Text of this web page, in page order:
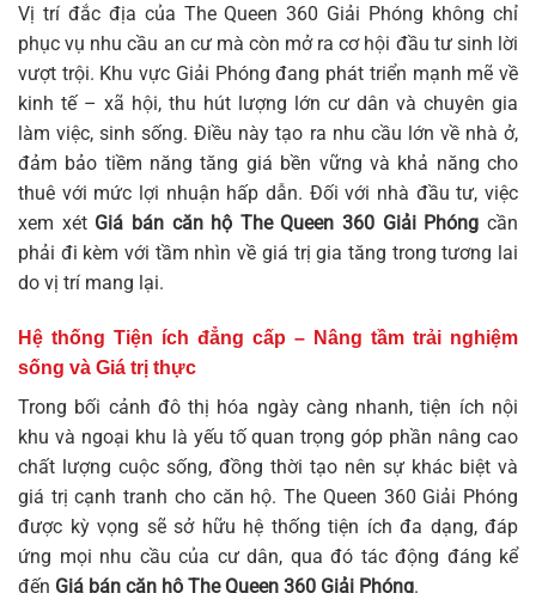
Vị trí đắc địa của The Queen 360 Giải Phóng không chỉ
phục vụ nhu cầu an cư mà còn mở ra cơ hội đầu tư sinh lời
vượt trội. Khu vực Giải Phóng đang phát triển mạnh mẽ về
kinh tế – xã hội, thu hút lượng lớn cư dân và chuyên gia
làm việc, sinh sống. Điều này tạo ra nhu cầu lớn về nhà ở,
đảm bảo tiềm năng tăng giá bền vững và khả năng cho
thuê với mức lợi nhuận hấp dẫn. Đối với nhà đầu tư, việc
xem xét Giá bán căn hộ The Queen 360 Giải Phóng cần
phải đi kèm với tầm nhìn về giá trị gia tăng trong tương lai
do vị trí mang lại.
Hệ thống Tiện ích đẳng cấp – Nâng tầm trải nghiệm
sống và Giá trị thực
Trong bối cảnh đô thị hóa ngày càng nhanh, tiện ích nội
khu và ngoại khu là yếu tố quan trọng góp phần nâng cao
chất lượng cuộc sống, đồng thời tạo nên sự khác biệt và
giá trị cạnh tranh cho căn hộ. The Queen 360 Giải Phóng
được kỳ vọng sẽ sở hữu hệ thống tiện ích đa dạng, đáp
ứng mọi nhu cầu của cư dân, qua đó tác động đáng kể
đến Giá bán căn hộ The Queen 360 Giải Phóng.